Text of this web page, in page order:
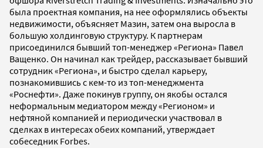
была проектная компания, на нее оформлялись объекты
недвижимости, объясняет Мазин, затем она выросла в
большую холдинговую структуру. К партнерам
присоединился бывший топ-менеджер «Региона» Павел
Ващенко. Он начинал как трейдер, рассказывает бывший
сотрудник «Региона», и быстро сделал карьеру,
познакомившись с кем-то из топ-менеджмента
«Роснефти». Даже покинув группу, он якобы остался
неформальным медиатором между «Регионом» и
нефтяной компанией и периодически участвовал в
сделках в интересах обеих компаний, утверждает
собеседник Forbes.